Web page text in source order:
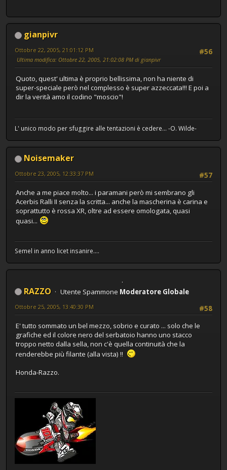
gianpivr
#56
Ottobre 22, 2005, 21:01:12 PM
Ultima modifica: Ottobre 22, 2005, 21:02:08 PM di gianpivr
Quoto, quest' ultima è proprio bellissima, non ha niente di
super-speciale però nel complesso è super azzeccata!!! E poi a
dir la verità amo il codino "moscio"!
L' unico modo per sfuggire alle tentazioni è cedere... -O. Wilde-
Noisemaker
#57
Ottobre 23, 2005, 12:33:37 PM
Anche a me piace molto... i paramani però mi sembrano gli
Acerbis Ralli II senza la scritta... anche la mascherina è carina e
soprattutto è rossa XR, oltre ad essere omologata, quasi
quasi...
Semel in anno licet insanire....
RAZZO Utente Spammone Moderatore Globale
#58
Ottobre 25, 2005, 13:40:30 PM
E' tutto sommato un bel mezzo, sobrio e curato ... solo che le
grafiche ed il colore nero del serbatoio hanno uno stacco
troppo netto dalla sella, non c'è quella continuità che la
renderebbe più filante (alla vista) !!
Honda-Razzo.